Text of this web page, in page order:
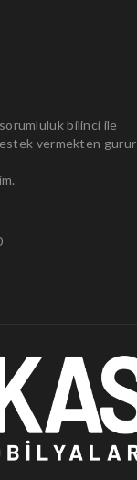
bilinci ile
vermekten gurur